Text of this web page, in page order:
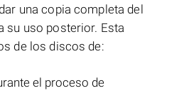
una copia completa del
su uso posterior. Esta
de los discos de:
el proceso de